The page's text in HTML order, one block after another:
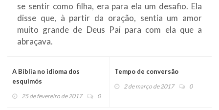
se sentir como filha, era para ela um desafio. Ela
disse que, à partir da oração, sentia um amor
muito grande de Deus Pai para com ela que a
abraçava.
A Bíblia no idioma dos
esquimós
25 de fevereiro de 2017 0
Tempo de conversão
2 de março de 2017 0